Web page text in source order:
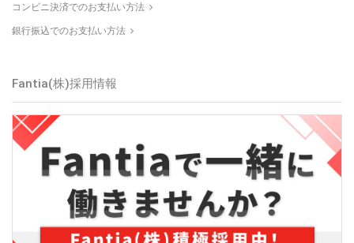
コンビニ決済でのお支払い方法
銀行振込でのお支払い方法
Fantia(株)採用情報